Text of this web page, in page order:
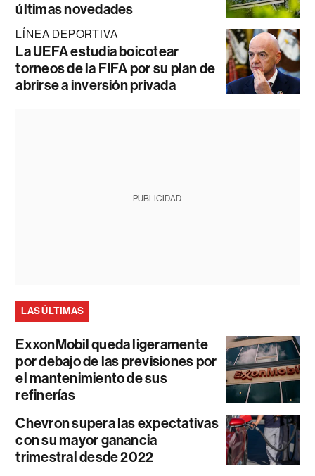
últimas novedades
LÍNEA DEPORTIVA
La UEFA estudia boicotear
torneos de la FIFA por su plan de
abrirse a inversión privada
PUBLICIDAD
LAS ÚLTIMAS
ExxonMobil queda ligeramente
por debajo de las previsiones por
el mantenimiento de sus
refinerías
Chevron supera las expectativas
con su mayor ganancia
trimestral desde 2022